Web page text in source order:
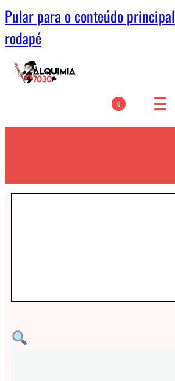
Pular para o conteúdo principal
rodapé
0